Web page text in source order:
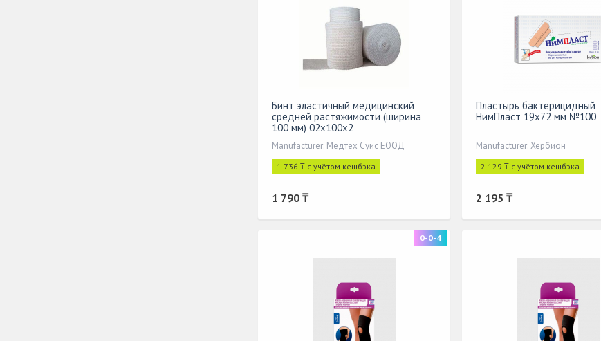
Бинт эластичный медицинский
средней растяжимости (ширина
100 мм) 02x100x2
Manufacturer: Медтех Суис ЕООД
1 736 ₸ с учётом кешбэка
1 790 ₸
Пластырь бактерицидный
НимПласт 19х72 мм №100
Manufacturer: Хербион
2 129 ₸ с учётом кешбэка
2 195 ₸
0-0-4